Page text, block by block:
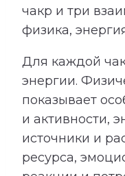
чакр и три
физика,
Для каждой
энергии.
показывает
и активности,
источники и
ресурса,